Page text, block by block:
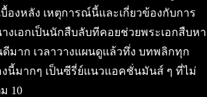
องหลัง เหตุการณ์นี้และเกี่ยวข้องกับการ
งเอกเป็นนักสืบลับทีคอยช่วยพระเอกสืบหา
มาก เวลาวางแผนดูแล้วทึ่ง บทพลิกทุก
งนี้มากๆ เป็นซีรี่ย์แนวแอคชั่นมันส์ ๆ ที่ไม่
10